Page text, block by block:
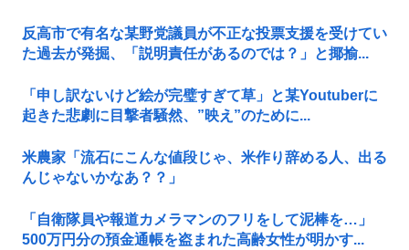
反高市で有名な某野党議員が不正な投票支援を受けてい
た過去が発掘、「説明責任があるのでは？」と揶揄...
「申し訳ないけど絵が完璧すぎて草」と某Youtuberに
起きた悲劇に目撃者騒然、”映え”のために...
米農家「流石にこんな値段じゃ、米作り辞める人、出る
んじゃないかなあ？？」
「自衛隊員や報道カメラマンのフリをして泥棒を…」
500万円分の預金通帳を盗まれた高齢女性が明かす...